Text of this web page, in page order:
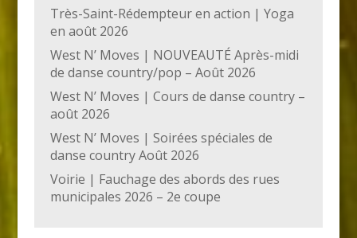
Très-Saint-Rédempteur en action | Yoga
en août 2026
West N’ Moves | NOUVEAUTÉ Après-midi
de danse country/pop – Août 2026
West N’ Moves | Cours de danse country –
août 2026
West N’ Moves | Soirées spéciales de
danse country Août 2026
Voirie | Fauchage des abords des rues
municipales 2026 – 2e coupe